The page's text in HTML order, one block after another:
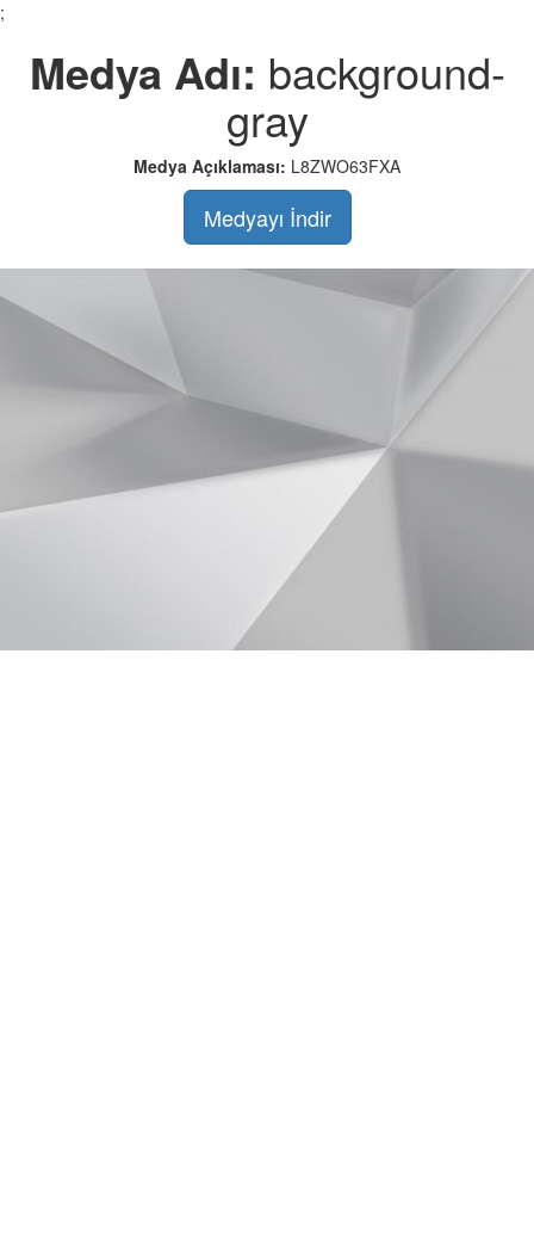
;
Medya Adı: background-
gray
Medya Açıklaması: L8ZWO63FXA
Medyayı İndir